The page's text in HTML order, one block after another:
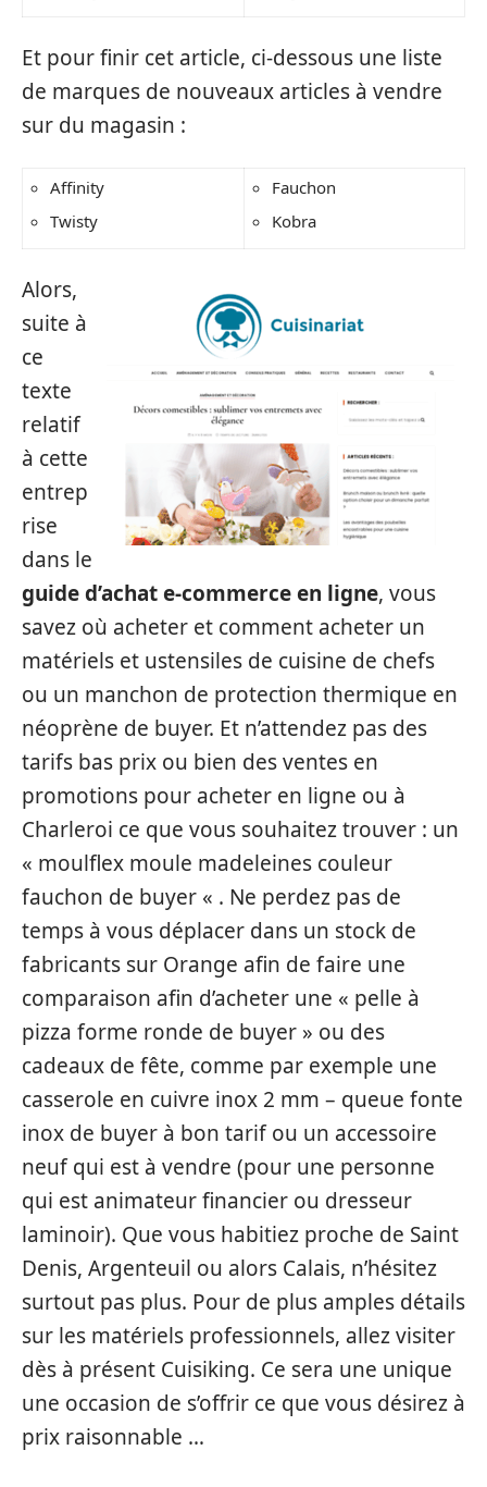
Et pour finir cet article, ci-dessous une liste
de marques de nouveaux articles à vendre
sur du magasin :
Affinity
Twisty
Fauchon
Kobra
Alors,
suite à
ce
texte
relatif
à cette
entrep
rise
dans le
guide d’achat e-commerce en ligne, vous
savez où acheter et comment acheter un
matériels et ustensiles de cuisine de chefs
ou un manchon de protection thermique en
néoprène de buyer. Et n’attendez pas des
tarifs bas prix ou bien des ventes en
promotions pour acheter en ligne ou à
Charleroi ce que vous souhaitez trouver : un
« moulflex moule madeleines couleur
fauchon de buyer « . Ne perdez pas de
temps à vous déplacer dans un stock de
fabricants sur Orange afin de faire une
comparaison afin d’acheter une « pelle à
pizza forme ronde de buyer » ou des
cadeaux de fête, comme par exemple une
casserole en cuivre inox 2 mm – queue fonte
inox de buyer à bon tarif ou un accessoire
neuf qui est à vendre (pour une personne
qui est animateur financier ou dresseur
laminoir). Que vous habitiez proche de Saint
Denis, Argenteuil ou alors Calais, n’hésitez
surtout pas plus. Pour de plus amples détails
sur les matériels professionnels, allez visiter
dès à présent Cuisiking. Ce sera une unique
une occasion de s’offrir ce que vous désirez à
prix raisonnable …